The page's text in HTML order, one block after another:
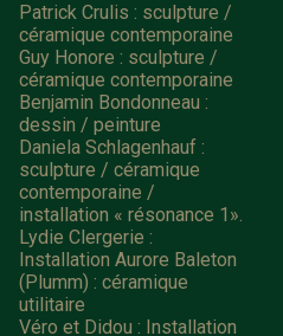
Patrick Crulis : sculpture /
céramique contemporaine
Guy Honore : sculpture /
céramique contemporaine
Benjamin Bondonneau :
dessin / peinture
Daniela Schlagenhauf :
sculpture / céramique
contemporaine /
installation « résonance 1».
Lydie Clergerie :
Installation Aurore Baleton
(Plumm) : céramique
utilitaire
Véro et Didou : Installation